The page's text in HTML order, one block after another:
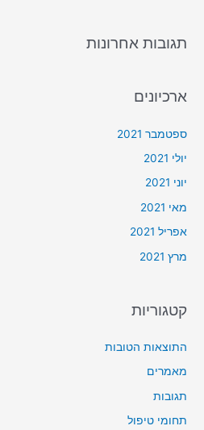
תגובות אחרונות
ארכיונים
ספטמבר 2021
יולי 2021
יוני 2021
מאי 2021
אפריל 2021
מרץ 2021
קטגוריות
התוצאות הטובות
מאמרים
תגובות
תחומי טיפול